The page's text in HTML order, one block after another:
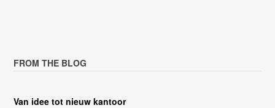
FROM THE BLOG
Van idee tot nieuw kantoor